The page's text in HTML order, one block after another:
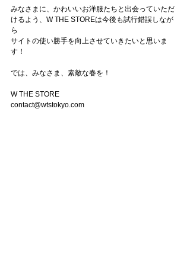
みなさまに、かわいいお洋服たちと出会っていただ
けるよう、W THE STOREは今後も試行錯誤しなが
ら
サイトの使い勝手を向上させていきたいと思いま
す！
では、みなさま、素敵な春を！
W THE STORE
contact@wtstokyo.com